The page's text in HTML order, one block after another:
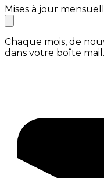
Mises à jour
Chaque mois, de
dans votre boîte mail.